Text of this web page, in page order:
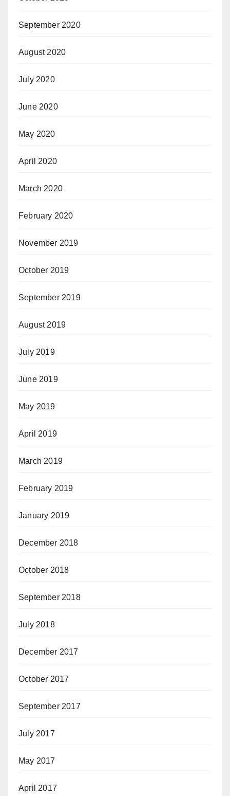
September 2020
August 2020
July 2020
June 2020
May 2020
April 2020
March 2020
February 2020
November 2019
October 2019
September 2019
August 2019
July 2019
June 2019
May 2019
April 2019
March 2019
February 2019
January 2019
December 2018
October 2018
September 2018
July 2018
December 2017
October 2017
September 2017
July 2017
May 2017
April 2017